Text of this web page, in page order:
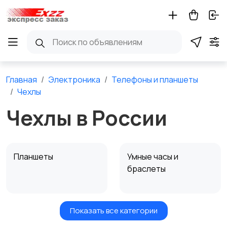
Главная Электроника
Телефоны и планшеты
Чехлы
Чехлы в России
Планшеты
Умные часы и
браслеты
Стационарные
Мобильные
Показать все категории